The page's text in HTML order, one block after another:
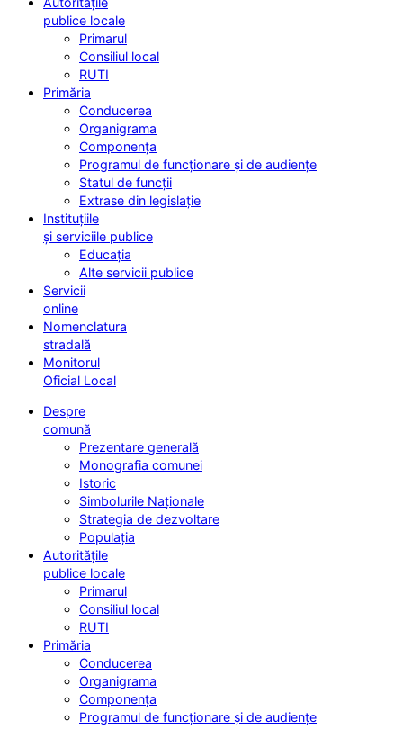
publice locale
Primarul
Consiliul local
RUTI
Primăria
Conducerea
Organigrama
Componența
Programul de funcționare și de audiențe
Statul de funcții
Extrase din legislație
Instituțiile
și serviciile publice
Educația
Alte servicii publice
Servicii
online
Nomenclatura
stradală
Monitorul
Oficial Local
Despre
comună
Prezentare generală
Monografia comunei
Istoric
Simbolurile Naționale
Strategia de dezvoltare
Populația
Autoritățile
publice locale
Primarul
Consiliul local
RUTI
Primăria
Conducerea
Organigrama
Componența
Programul de funcționare și de audiențe